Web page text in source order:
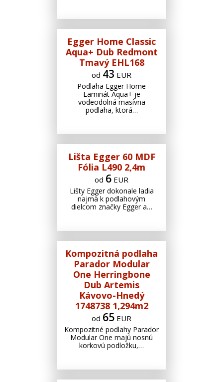
Egger Home Classic
Aqua+ Dub Redmont
Tmavý EHL168
od 43 EUR
Podlaha Egger Home
Laminát Aqua+ je
vodeodolná masívna
podlaha, ktorá…
Lišta Egger 60 MDF
Fólia L490 2,4m
od 6 EUR
Lišty Egger dokonale ladia
najmä k podlahovým
dielcom značky Egger a…
Kompozitná podlaha
Parador Modular
One Herringbone
Dub Artemis
Kávovo-Hnedý
1748738 1,294m2
od 65 EUR
Kompozitné podlahy Parador
Modular One majú nosnú
korkovú podložku,…